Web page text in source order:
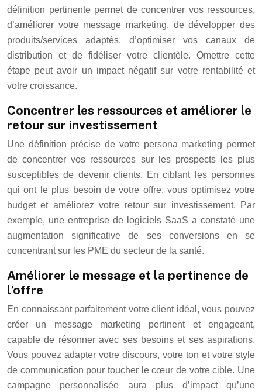
définition pertinente permet de concentrer vos ressources,
d’améliorer votre message marketing, de développer des
produits/services adaptés, d’optimiser vos canaux de
distribution et de fidéliser votre clientèle. Omettre cette
étape peut avoir un impact négatif sur votre rentabilité et
votre croissance.
Concentrer les ressources et améliorer le
retour sur investissement
Une définition précise de votre persona marketing permet
de concentrer vos ressources sur les prospects les plus
susceptibles de devenir clients. En ciblant les personnes
qui ont le plus besoin de votre offre, vous optimisez votre
budget et améliorez votre retour sur investissement. Par
exemple, une entreprise de logiciels SaaS a constaté une
augmentation significative de ses conversions en se
concentrant sur les PME du secteur de la santé.
Améliorer le message et la pertinence de
l’offre
En connaissant parfaitement votre client idéal, vous pouvez
créer un message marketing pertinent et engageant,
capable de résonner avec ses besoins et ses aspirations.
Vous pouvez adapter votre discours, votre ton et votre style
de communication pour toucher le cœur de votre cible. Une
campagne personnalisée aura plus d’impact qu’une